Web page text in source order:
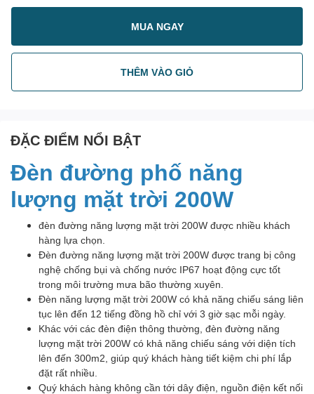
MUA NGAY
THÊM VÀO GIỎ
ĐẶC ĐIỂM NỔI BẬT
Đèn đường phố năng
lượng mặt trời 200W
đèn đường năng lượng mặt trời 200W được nhiều khách
hàng lựa chọn.
Đèn đường năng lượng mặt trời 200W được trang bị công
nghệ chống bụi và chống nước IP67 hoạt động cực tốt
trong môi trường mưa bão thường xuyên.
Đèn năng lượng mặt trời 200W có khả năng chiếu sáng liên
tục lên đến 12 tiếng đồng hồ chỉ với 3 giờ sạc mỗi ngày.
Khác với các đèn điện thông thường, đèn đường năng
lượng mặt trời 200W có khả năng chiếu sáng với diện tích
lên đến 300m2, giúp quý khách hàng tiết kiệm chi phí lắp
đặt rất nhiều.
Quý khách hàng không cần tới dây điện, nguồn điện kết nối